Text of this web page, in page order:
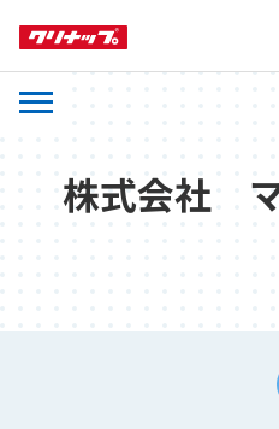
株式会社